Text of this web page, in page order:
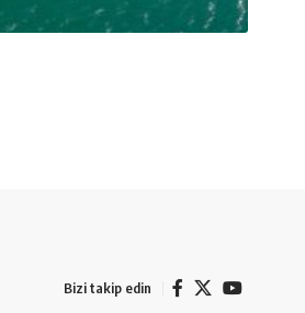
Bizi takip edin